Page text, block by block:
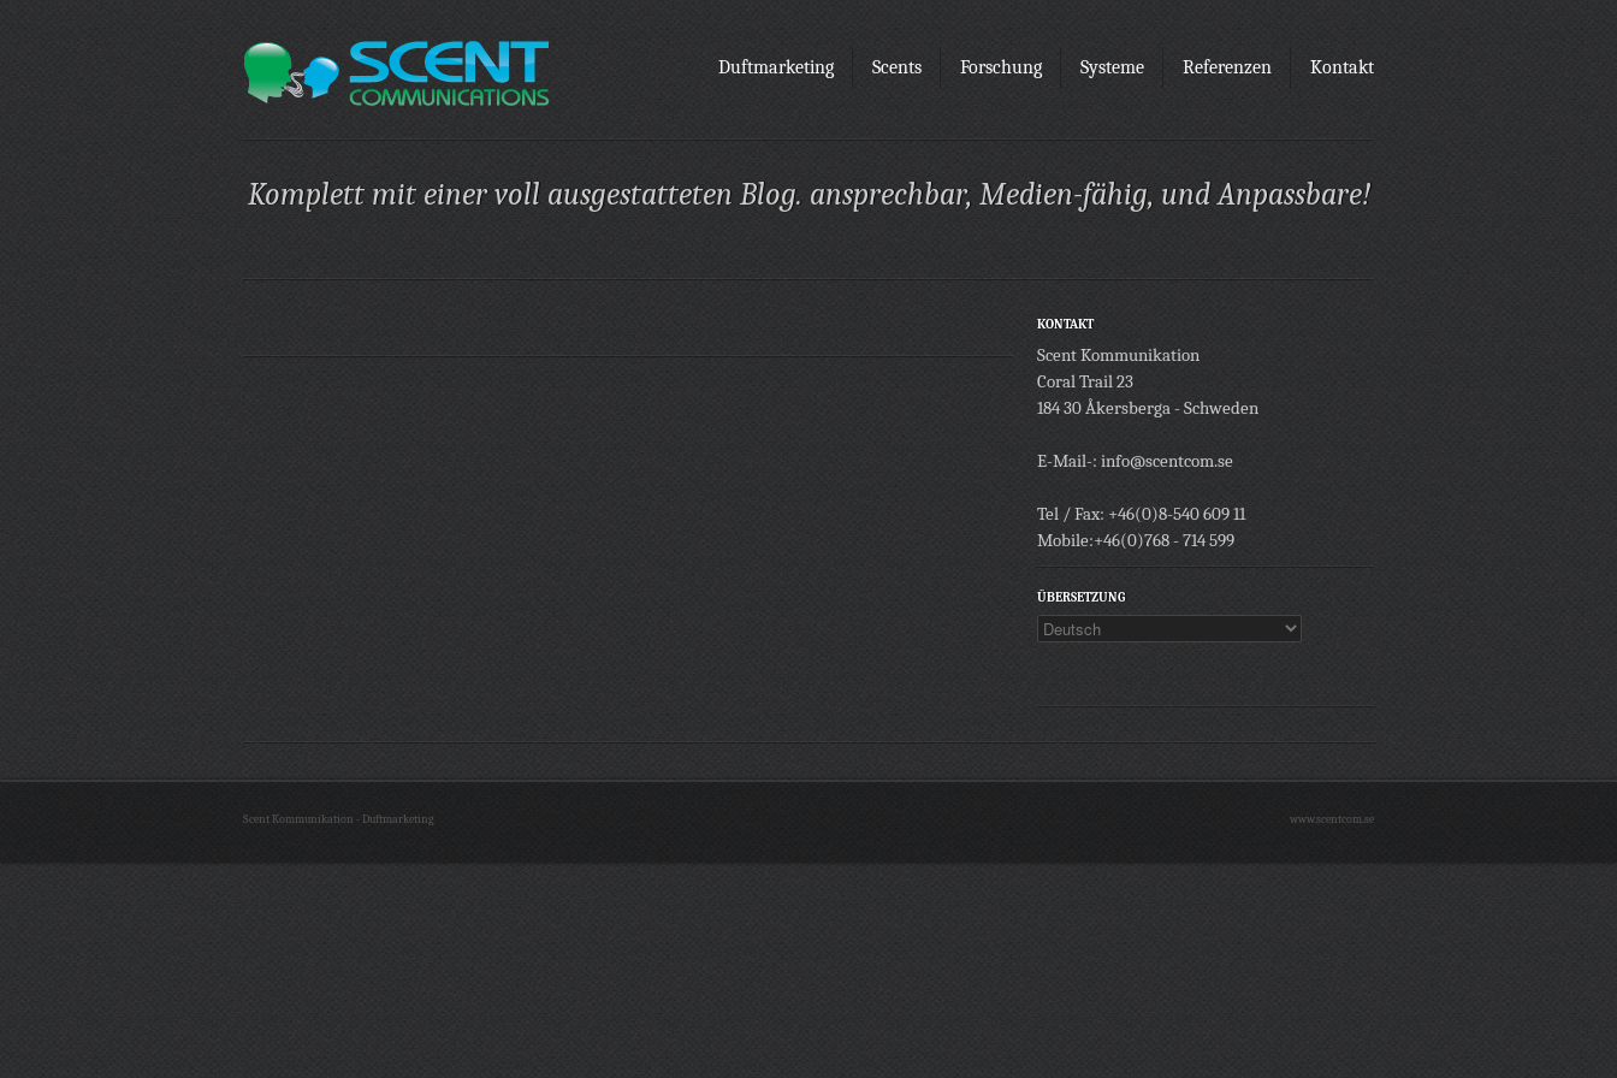
Duftmarketing Scents Forschung Systeme Referenzen Kontakt
Komplett mit einer voll ausgestatteten Blog. ansprechbar, Medien-fähig, und Anpassbare!
KONTAKT
Scent Kommunikation
Coral Trail 23
184 30 Åkersberga - Schweden
E-Mail-: info@scentcom.se
Tel / Fax: +46(0)8-540 609 11
Mobile:+46(0)768 - 714 599
ÜBERSETZUNG
Scent Kommunikation - Duftmarketing www.scentcom.se